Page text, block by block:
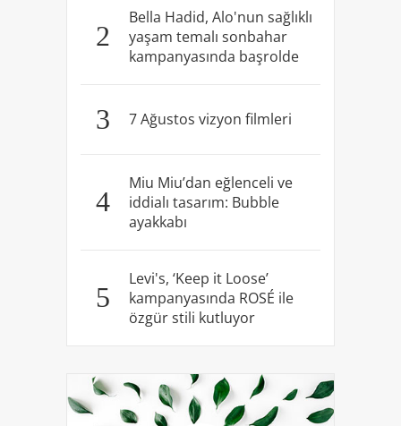
2
Bella Hadid, Alo'nun sağlıklı
yaşam temalı sonbahar
kampanyasında başrolde
3 7 Ağustos vizyon filmleri
4
Miu Miu’dan eğlenceli ve
iddialı tasarım: Bubble
ayakkabı
5
Levi's, ‘Keep it Loose’
kampanyasında ROSÉ ile
özgür stili kutluyor